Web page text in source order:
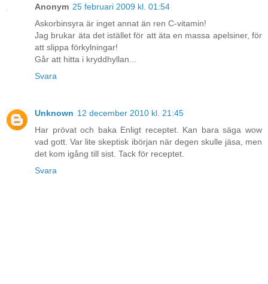
Anonym 25 februari 2009 kl. 01:54
Askorbinsyra är inget annat än ren C-vitamin!
Jag brukar äta det istället för att äta en massa apelsiner, för
att slippa förkylningar!
Går att hitta i kryddhyllan...
Svara
Unknown 12 december 2010 kl. 21:45
Har prövat och baka Enligt receptet. Kan bara säga wow
vad gott. Var lite skeptisk ibörjan när degen skulle jäsa, men
det kom igång till sist. Tack för receptet.
Svara